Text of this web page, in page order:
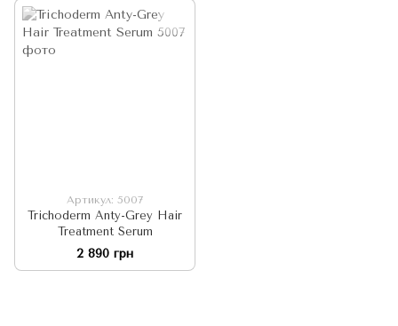
Артикул: 5007
Trichoderm Anty-Grey Hair
Treatment Serum
2 890 грн